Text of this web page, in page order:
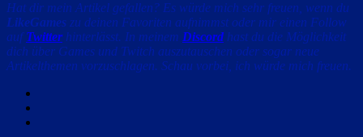
Hat dir mein Artikel gefallen? Es würde mich sehr freuen, wenn du
LikeGames zu deinen Favoriten aufnimmst oder mir einen Follow
aufTwitter hinterlässt. In meinem Discord hast du die Möglichkeit
dich über Games und Twitch auszutauschen oder sogar neue
Artikelthemen vorzuschlagen. Schau vorbei, ich würde mich freuen.